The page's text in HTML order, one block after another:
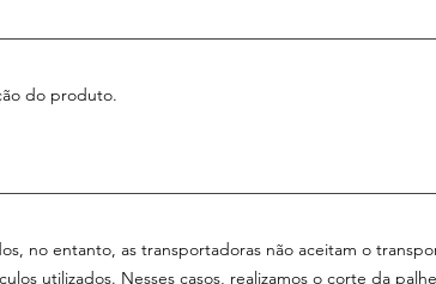
do produto.
no entanto, as transportadoras não aceitam o
utilizados. Nesses casos, realizamos o corte da